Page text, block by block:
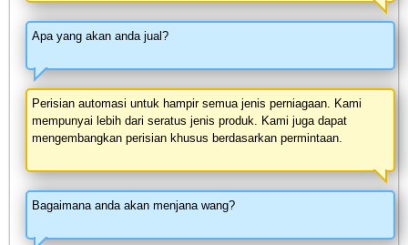
Apa yang akan anda jual?
Perisian automasi untuk hampir semua jenis perniagaan. Kami
mempunyai lebih dari seratus jenis produk. Kami juga dapat
mengembangkan perisian khusus berdasarkan permintaan.
Bagaimana anda akan menjana wang?